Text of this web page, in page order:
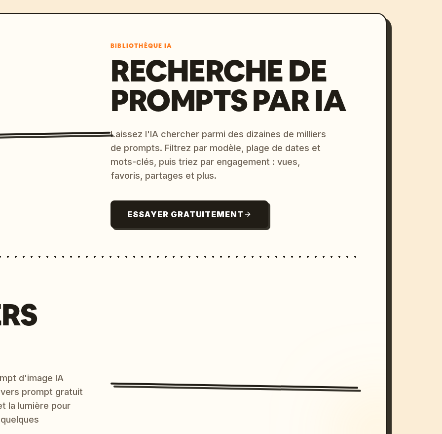
BIBLIOTHÈQUE IA
RECHERCHE DE
PROMPTS PAR IA
Laissez l'IA chercher parmi des dizaines de milliers
de prompts. Filtrez par modèle, plage de dates et
mots-clés, puis triez par engagement : vues,
favoris, partages et plus.
ESSAYER GRATUITEMENT
d'image IA
prompt gratuit
la lumière pour